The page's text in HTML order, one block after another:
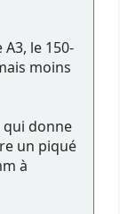
le 150-
moins
qui donne
un piqué
à